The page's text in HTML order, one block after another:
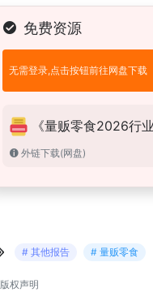
免费资源
无需登录,点击按钮前往网盘下载
《量贩零食2026行
外链下载(网盘)
# 其他报告 # 量贩零食
版权声明